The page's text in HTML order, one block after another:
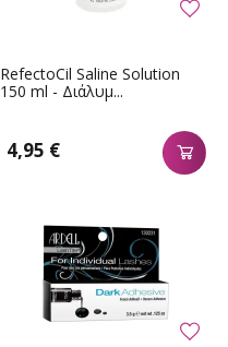
RefectoCil Saline Solution
150 ml - Διάλυμ...
4,95 €